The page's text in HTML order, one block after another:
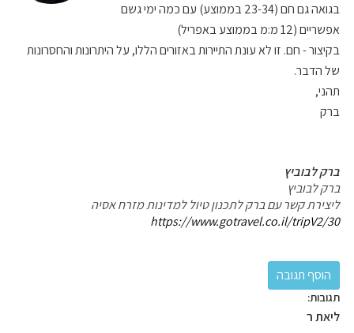
בגואה גם חם (23-34 בממוצע) עם כמה ימי גשם
אפשריים (12 מ:מ בממוצע באפריל)
בקיצור - חם. זו לא עונת התיירות באזורים הללו, על היתרונות והחסרונות
של הדבר.
תהני,
ברק
ברק לבוביץ
ברק לבוביץ
ליצירת קשר עם ברק לתכנון טיול למדינות מזרח אסיה
https://www.gotravel.co.il/tripV2/30
תגובות:
ליאת ר